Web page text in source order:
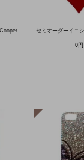
セミオーダーイニ
0円